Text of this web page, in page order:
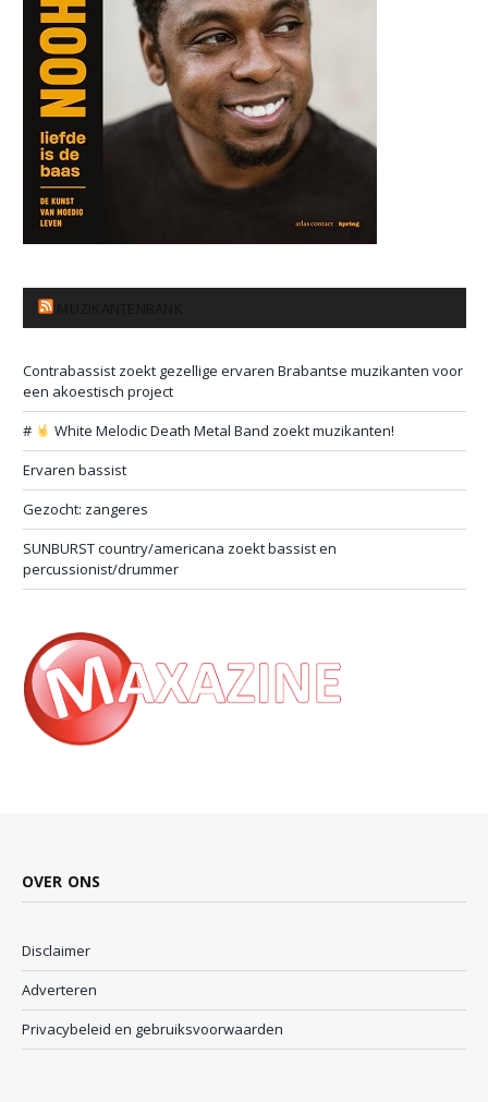
Contrabassist zoekt gezellige ervaren Brabantse muzikanten voor
een akoestisch project
#
White Melodic Death Metal Band zoekt muzikanten!
Ervaren bassist
Gezocht: zangeres
SUNBURST country/americana zoekt bassist en
percussionist/drummer
OVER ONS
Disclaimer
Adverteren
Privacybeleid en gebruiksvoorwaarden